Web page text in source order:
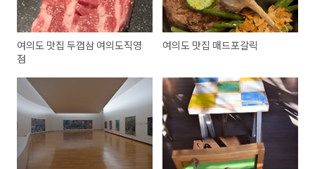
여의도 맛집 두껍삼 여의도직영
점
여의도 맛집 매드포갈릭